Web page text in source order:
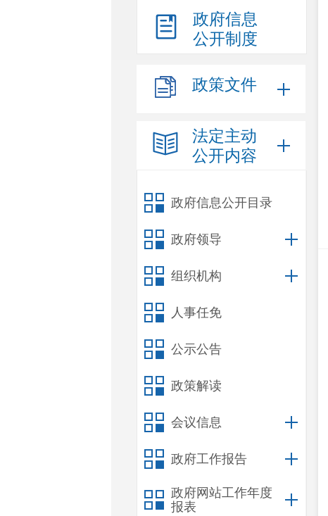
政府信息
公开制度
政策文件
法定主动
公开内容
政府信息公开目录
政府领导
组织机构
人事任免
公示公告
政策解读
会议信息
政府工作报告
政府网站工作年度
报表